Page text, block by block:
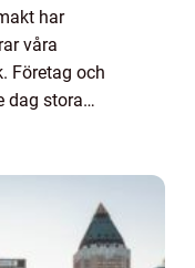
har
våra
Företag och
dag stora